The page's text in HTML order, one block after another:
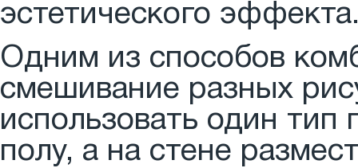
эстетического
Одним из способов
смешивание разных
использовать один тип
полу, а на стене